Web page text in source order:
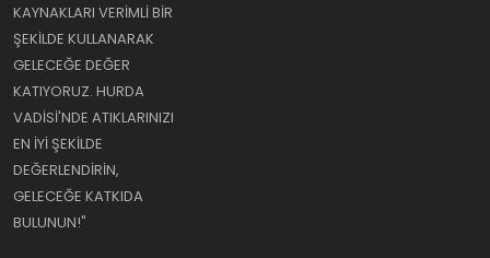
KAYNAKLARI VERIMLI BIR
ŞEKILDE KULLANARAK
GELECEĞE DEĞER
KATIYORUZ. HURDA
VADISI'NDE ATIKLARINIZI
EN IYI ŞEKILDE
DEĞERLENDIRIN,
GELECEĞE KATKIDA
BULUNUN!"